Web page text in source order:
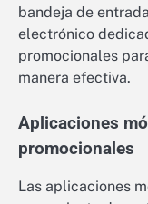
bandeja de
electrónico
promocionales
manera efectiva.
Aplicaciones
promocionales
Las aplicaciones